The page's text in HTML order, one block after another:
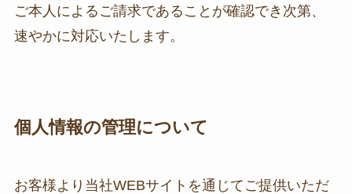
ご本人によるご請求であることが確認でき次第、
速やかに対応いたします。
個人情報の管理について
お客様より当社WEBサイトを通じてご提供いただ